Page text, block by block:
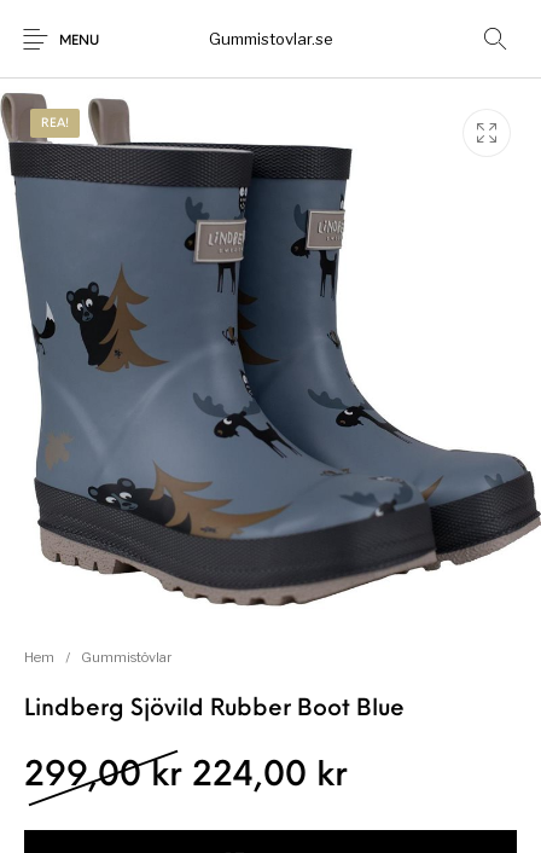
MENU Gummistovlar.se
Nyheter Rea!
Gummistövlar
REA!
Hem / Gummistövlar
Lindberg Sjövild Rubber Boot Blue
299,00 kr Det ursprungliga
224,00 krDet